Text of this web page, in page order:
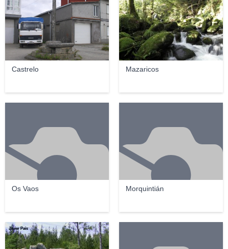
Castrelo Mazaricos
Os Vaos Morquintián
Javier Pais